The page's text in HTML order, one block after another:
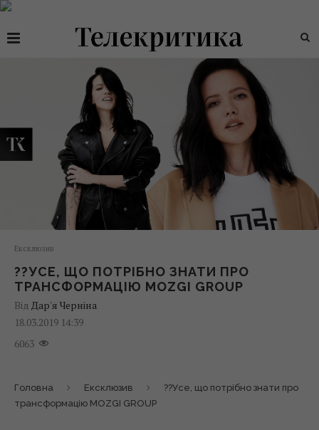
Ексклюзив
??УСЕ, ЩО ПОТРІБНО ЗНАТИ ПРО
ТРАНСФОРМАЦІЮ MOZGI GROUP
Від Дар'я Черніна
18.03.2019 14:39
6063
Головна Ексклюзив
??Усе, що потрібно знати про
трансформацію MOZGI GROUP